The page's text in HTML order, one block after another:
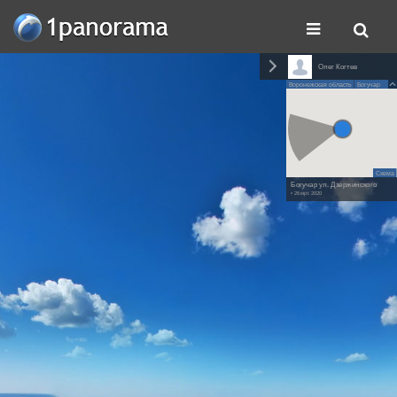
Олег Когтев
Воронежская область Богучар
Схема
Богучар ул. Дзержинского
• 26 мрт. 2020